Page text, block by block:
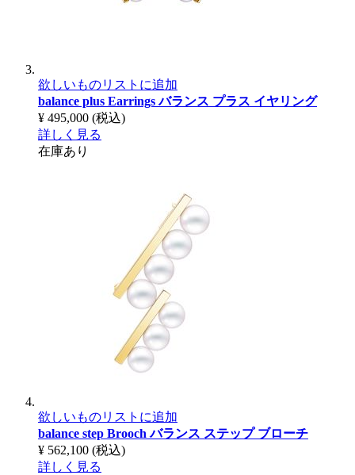
欲しいものリストに追加
balance plus Earringsバランス プラス イヤリング
¥ 495,000 (税込)
詳しく見る
在庫あり
欲しいものリストに追加
balance step Broochバランス ステップ ブローチ
¥ 562,100 (税込)
詳しく見る